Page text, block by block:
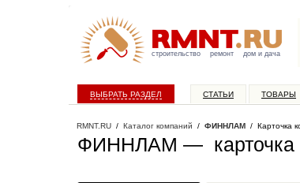
строительство ремонт дом и дача
ВЫБРАТЬ РАЗДЕЛ СТАТЬИ ТОВАРЫ
RMNT.RU / Каталог компаний / ФИННЛАМ / Карточка
ФИННЛАМ — карточка